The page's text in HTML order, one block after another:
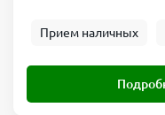
Прием наличных